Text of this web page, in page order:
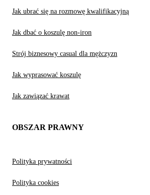
Jak ubrać się na rozmowę kwalifikacyjną
Jak dbać o koszulę non-iron
Strój biznesowy casual dla mężczyzn
Jak wyprasować koszulę
Jak zawiązać krawat
OBSZAR PRAWNY
Polityka prywatności
Polityka cookies